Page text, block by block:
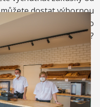
dostat výbornou
zrmzlinový pohár nebo
točenou zmrzlinu?